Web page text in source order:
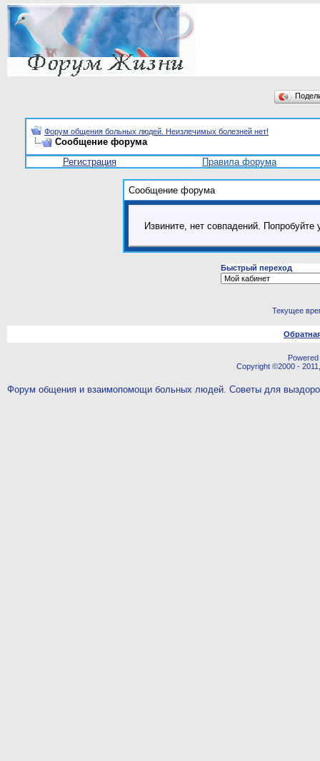
Форум общения больных людей. Неизлечимых болезней нет!
Сообщение форума
Регистрация
Правила форума
Сообщение форума
Извините, нет совпадений.
Быстрый переход
Текущее
Copyright ©2000 -
Форум общения и взаимопомощи больных людей. Советы для